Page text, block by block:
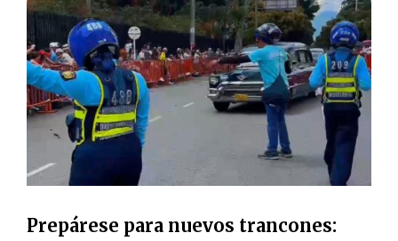
Prepárese para nuevos trancones: